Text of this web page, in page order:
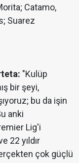
Catamo,
Suarez
"Kulüp
bir şeyi,
bu da işin
anki
Lig'i
22 yıldır
çok güçlü